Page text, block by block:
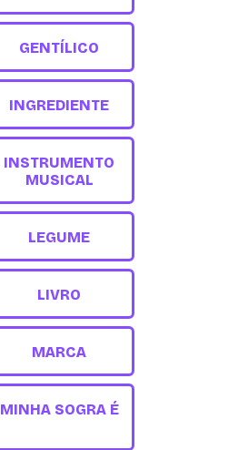
GENTÍLICO
INGREDIENTE
INSTRUMENTO
MUSICAL
LEGUME
LIVRO
MARCA
MINHA SOGRA É